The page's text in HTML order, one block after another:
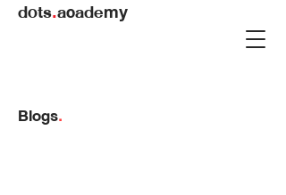
dots.academy
Blogs.